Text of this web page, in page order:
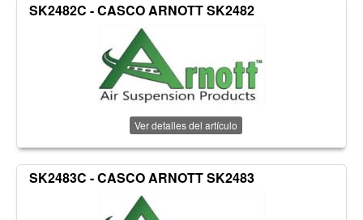
SK2482C - CASCO ARNOTT SK2482
Ver detalles del artículo
SK2483C - CASCO ARNOTT SK2483